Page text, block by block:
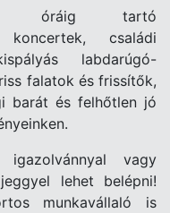
óráig tartó
koncertek, családi
labdarúgó-
falatok és frissítők,
barát és felhőtlen jó
igazolvánnyal vagy
lehet belépni!
munkavállaló is